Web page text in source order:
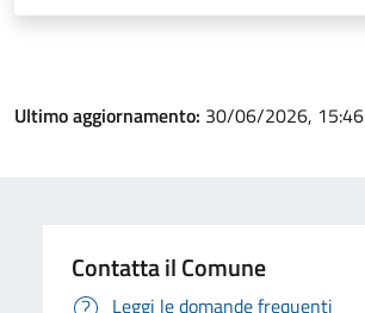
Ultimo aggiornamento: 30/06/2026, 15:46
Contatta il Comune
Leggi le domande frequenti